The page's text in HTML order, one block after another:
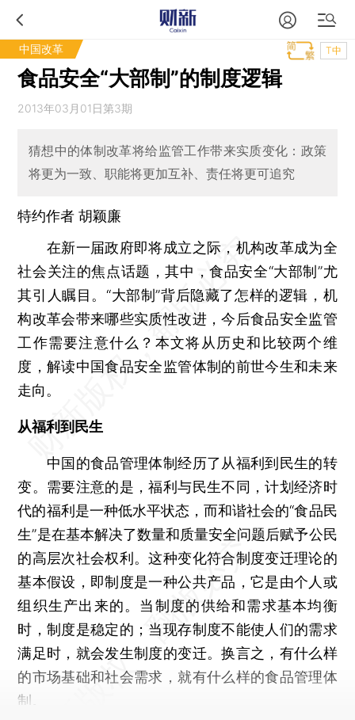
中国改革 T中
食品安全“大部制”的制度逻辑
2013年03月01日第3期
猜想中的体制改革将给监管工作带来实质变化：政策
将更为一致、职能将更加互补、责任将更可追究
特约作者 胡颖廉
在新一届政府即将成立之际，机构改革成为全
社会关注的焦点话题，其中，食品安全“大部制”尤
其引人瞩目。“大部制”背后隐藏了怎样的逻辑，机
构改革会带来哪些实质性改进，今后食品安全监管
工作需要注意什么？本文将从历史和比较两个维
度，解读中国食品安全监管体制的前世今生和未来
走向。
从福利到民生
中国的食品管理体制经历了从福利到民生的转
变。需要注意的是，福利与民生不同，计划经济时
代的福利是一种低水平状态，而和谐社会的“食品民
生”是在基本解决了数量和质量安全问题后赋予公民
的高层次社会权利。这种变化符合制度变迁理论的
基本假设，即制度是一种公共产品，它是由个人或
组织生产出来的。当制度的供给和需求基本均衡
时，制度是稳定的；当现存制度不能使人们的需求
满足时，就会发生制度的变迁。换言之，有什么样
的市场基础和社会需求，就有什么样的食品管理体
制。